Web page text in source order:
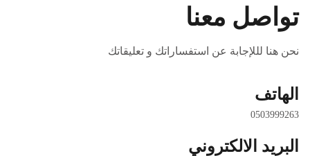
تواصل معنا
نحن هنا لللإجابة عن استفساراتك و تعليقاتك
الهاتف
0503999263
البريد الالكتروني